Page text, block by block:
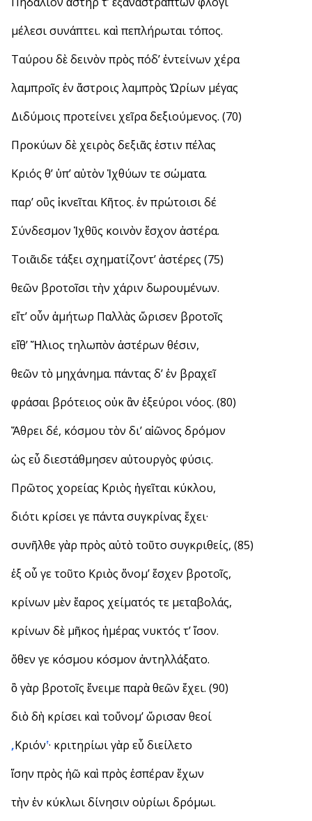
μέλεσι συνάπτει. καὶ πεπλήρωται τόπος.
Ταύρου δὲ δεινὸν πρὸς πόδ’ ἐντείνων χέρα
λαμπροῖς ἐν ἄστροις λαμπρὸς Ὠρίων μέγας
Διδύμοις προτείνει χεῖρα δεξιούμενος. (70)
Προκύων δὲ χειρὸς δεξιᾶς ἐστιν πέλας
Κριός θ’ ὑπ’ αὐτὸν Ἰχθύων τε σώματα.
παρ’ οὓς ἱκνεῖται Κῆτος. ἐν πρώτοισι δέ
Σύνδεσμον Ἰχθῦς κοινὸν ἔσχον ἀστέρα.
Τοιᾶιδε τάξει σχηματίζοντ’ ἀστέρες (75)
θεῶν βροτοῖσι τὴν χάριν δωρουμένων.
εἴτ’ οὖν ἀμήτωρ Παλλὰς ὥρισεν βροτοῖς
εἴθ’ Ἥλιος τηλωπὸν ἀστέρων θέσιν,
θεῶν τὸ μηχάνημα. πάντας δ’ ἐν βραχεῖ
φράσαι βρότειος οὐκ ἂν ἐξεύροι νόος. (80)
Ἄθρει δέ, κόσμου τὸν δι’ αἰῶνος δρόμον
ὡς εὖ διεστάθμησεν αὐτουργὸς φύσις.
Πρῶτος χορείας Κριὸς ἡγεῖται κύκλου,
διότι κρίσει γε πάντα συγκρίνας ἔχει·
συνῆλθε γὰρ πρὸς αὐτὸ τοῦτο συγκριθείς, (85)
ἐξ οὗ γε τοῦτο Κριὸς ὄνομ’ ἔσχεν βροτοῖς,
κρίνων μὲν ἔαρος χείματός τε μεταβολάς,
κρίνων δὲ μῆκος ἡμέρας νυκτός τ’ ἴσον.
ὅθεν γε κόσμου κόσμον ἀντηλλάξατο.
ὃ γὰρ βροτοῖς ἔνειμε παρὰ θεῶν ἔχει. (90)
διὸ δὴ κρίσει καὶ τοὔνομ’ ὥρισαν θεοί
‚Κριόν‛· κριτηρίωι γὰρ εὖ διείλετο
ἴσην πρὸς ἠῶ καὶ πρὸς ἑσπέραν ἔχων
τὴν ἐν κύκλωι δίνησιν οὐρίωι δρόμωι.